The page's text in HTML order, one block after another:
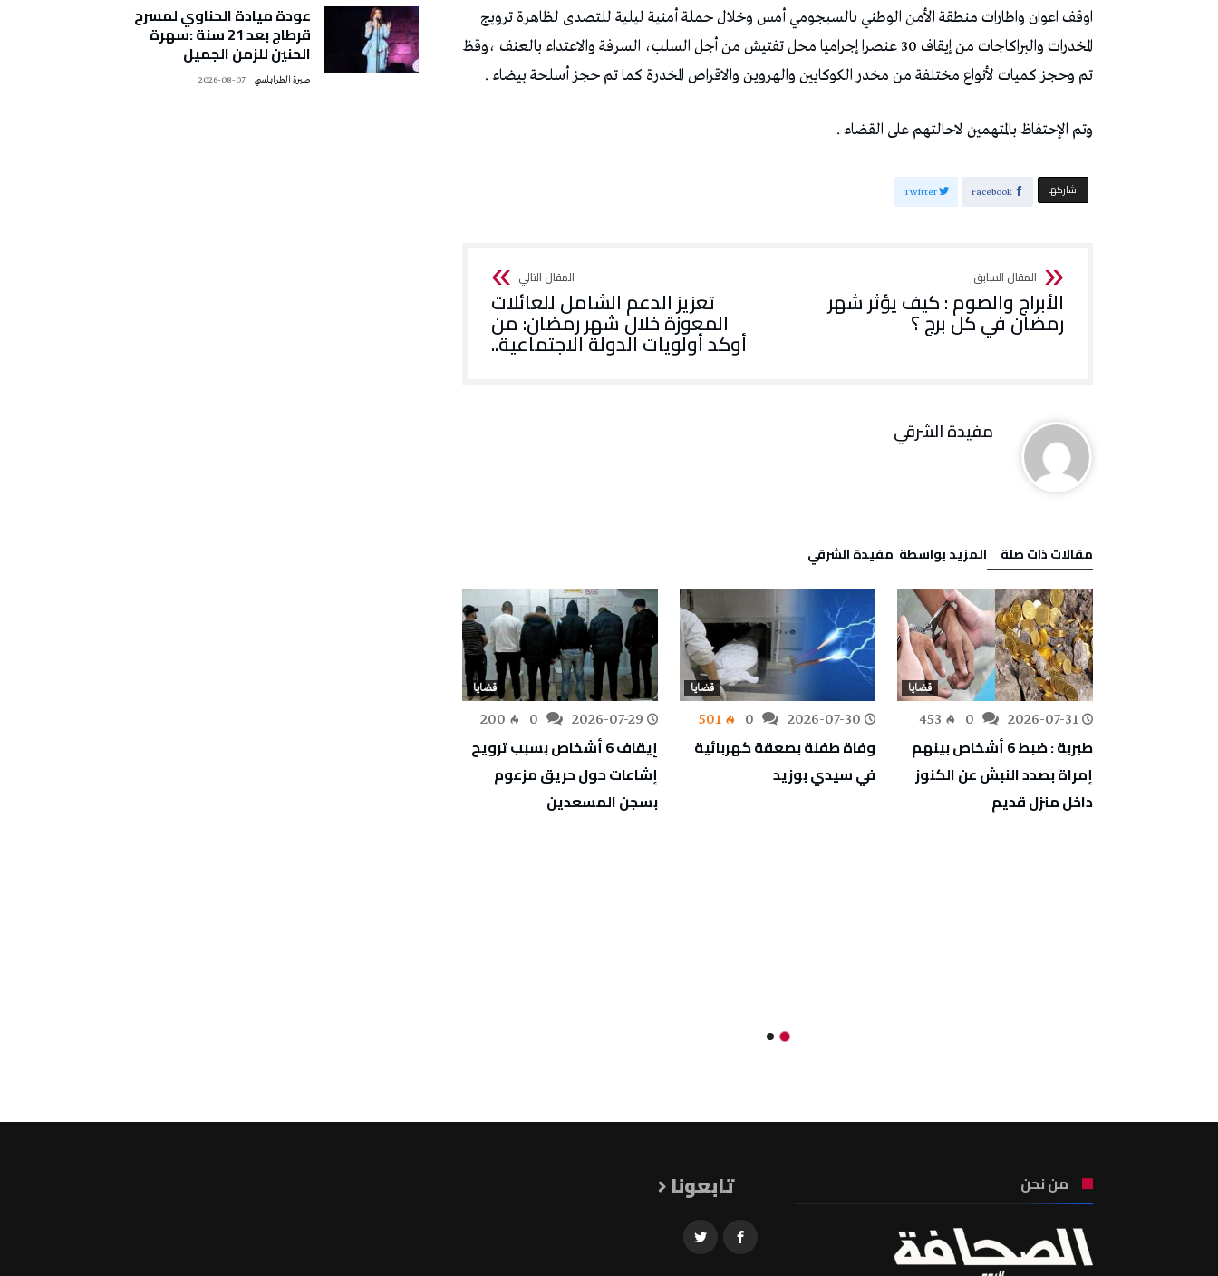
اوقف اعوان واطارات منطقة الأمن الوطني بالسبجومي أمس وخلال حملة أمنية ليلية للتصدى لظاهرة ترويج
المخدرات والبراكاجات من إيقاف 30 عنصرا إجراميا محل تفتيش من أجل السلب، السرفة والاعتداء بالعنف ،وقظ
تم وحجز كميات لأنواع مختلفة من مخدر الكوكايين والهروين والاقراص المخدرة كما تم حجز أسلحة بيضاء .
وتم الإحتفاظ بالمتهمين لاحالتهم على القضاء .
‫‫ شاركها‬ Facebook
Twitter
الأبراج والصوم : كيف يؤثر شهر
رمضان في كل برج ؟
تعزيز الدعم الشامل للعائلات
المعوزة خلال شهر رمضان: من
أوكد أولويات الدولة الاجتماعية..
مفيدة الشرقي
‫مقالات ذات صلة‬ ‫‫المزيد بواسطة‬ ‬ مفيدة الشرقي
قضايا
2026-07-31
453
طبربة : ضبط 6 أشخاص بينهم
إمراة بصدد النبش عن الكنوز
داخل منزل قديم
قضايا
2026-07-30
501
وفاة طفلة بصعقة كهربائية
في سيدي بوزيد
قضايا
2026-07-29
200
إيقاف 6 أشخاص بسبب ترويج
إشاعات حول حريق مزعوم
بسجن المسعدين
عودة ميادة الحناوي لمسرح
قرطاج بعد 21 سنة :سهرة
الحنين للزمن الجميل
صبرة الطرابلسي 2026-08-07
من نحن تابعونا